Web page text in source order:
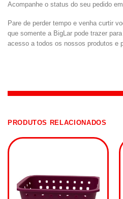
Acompanhe o status do seu pedido
Pare de perder tempo e venha curtir
que somente a BigLar pode trazer para
acesso a todos os nossos produtos e
PRODUTOS RELACIONADOS